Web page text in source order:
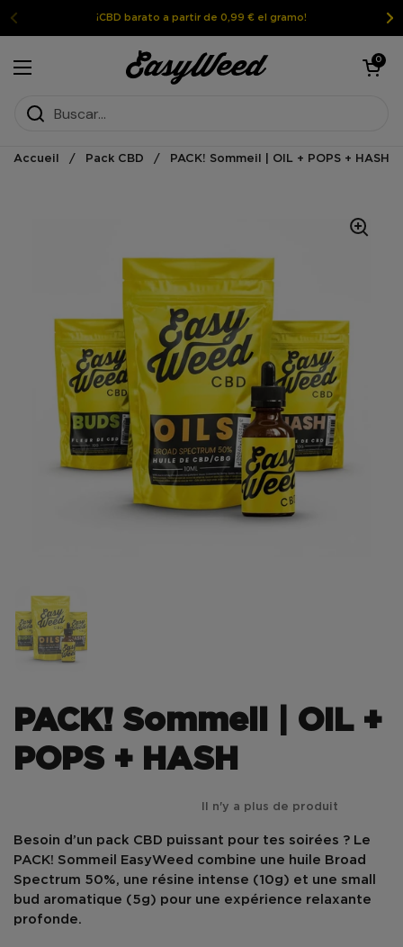
Ir al contenido ¡CBD barato a partir de 0,99 € el gramo!
Abrir el menú
Abrir la
0
Accueil / Pack CBD / PACK! Sommeil | OIL + POPS + HASH
PACK! Sommeil | OIL +
POPS + HASH
Besoin d’un pack CBD puissant pour tes soirées ? Le
PACK! Sommeil EasyWeed
combine une
huile Broad
Spectrum 50%, une résine intense (10g) et une small
bud aromatique (5g) pour une expérience relaxante
profonde.
Il n'y a plus de produit